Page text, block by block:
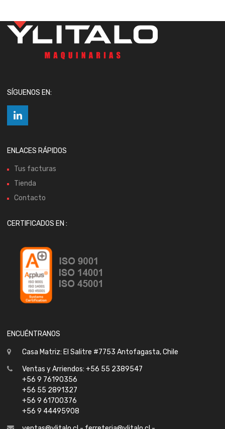
SÍGUENOS EN:
ENLACES RÁPIDOS
Tus facturas
Tienda
Contacto
CERTIFICADOS EN :
ENCUÉNTRANOS
Casa Matriz: El Salitre #7753 Antofagasta, Chile
Ventas y Arriendos: +56 55 2389547
+56 9 76190356
+56 55 2891327
+56 9 61700376
+56 9 44495908